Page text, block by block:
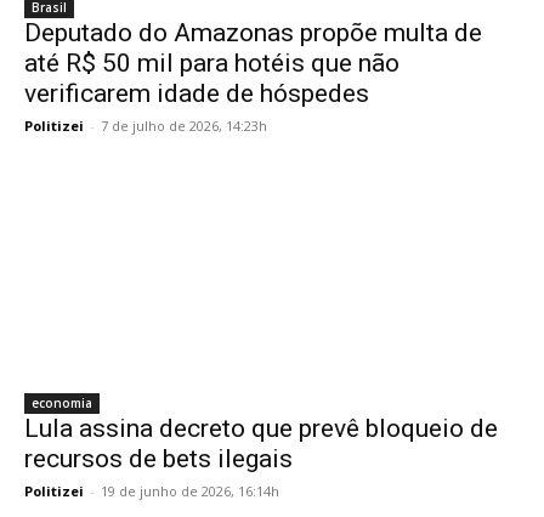
Brasil
Deputado do Amazonas propõe multa de
até R$ 50 mil para hotéis que não
verificarem idade de hóspedes
Politizei - 7 de julho de 2026, 14:23h
economia
Lula assina decreto que prevê bloqueio de
recursos de bets ilegais
Politizei - 19 de junho de 2026, 16:14h